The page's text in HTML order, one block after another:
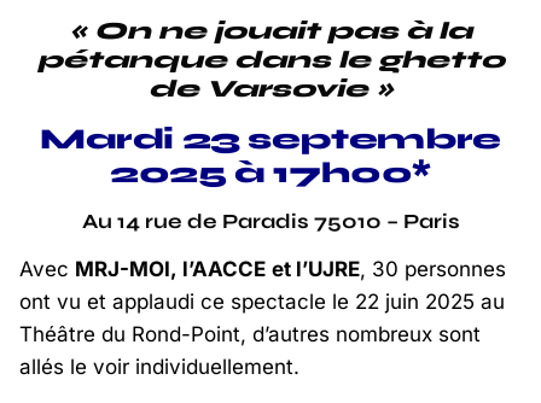
« On ne jouait pas à la
pétanque dans le ghetto
de Varsovie »
Mardi 23 septembre
2025 à 17h00*
Au 14 rue de Paradis 75010 – Paris
Avec MRJ-MOI, l’AACCE et l’UJRE, 30 personnes
ont vu et applaudi ce spectacle le 22 juin 2025 au
Théâtre du Rond-Point, d’autres nombreux sont
allés le voir individuellement.